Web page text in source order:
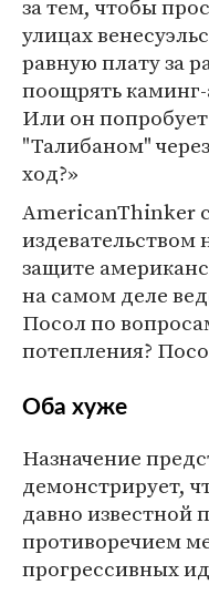
за тем, чтобы
улицах
равную плату за
поощрять
Или он
"Талибаном"
ход?»
AmericanThinker
издевательством
защите
на самом деле
Посол по
потепления?
Оба хуже
Назначение
демонстрирует,
давно известной
противоречием
прогрессивных